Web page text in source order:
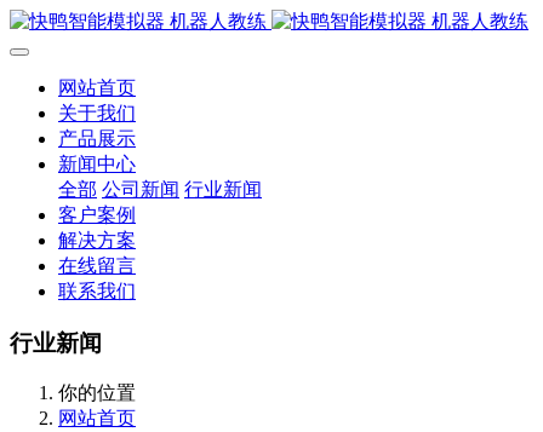
网站首页
关于我们
产品展示
新闻中心
全部 公司新闻 行业新闻
客户案例
解决方案
在线留言
联系我们
行业新闻
你的位置
网站首页